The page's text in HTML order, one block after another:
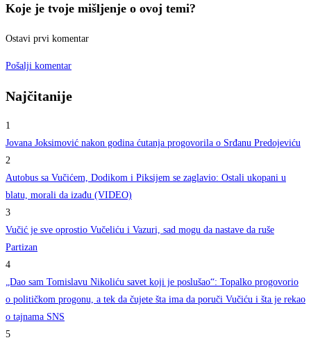
Koje je tvoje mišljenje o ovoj temi?
Ostavi prvi komentar
Pošalji komentar
Najčitanije
1
Jovana Joksimović nakon godina ćutanja progovorila o Srđanu Predojeviću
2
Autobus sa Vučićem, Dodikom i Piksijem se zaglavio: Ostali ukopani u
blatu, morali da izađu (VIDEO)
3
Vučić je sve oprostio Vučeliću i Vazuri, sad mogu da nastave da ruše
Partizan
4
„Dao sam Tomislavu Nikoliću savet koji je poslušao“: Topalko progovorio
o političkom progonu, a tek da čujete šta ima da poruči Vučiću i šta je rekao
o tajnama SNS
5